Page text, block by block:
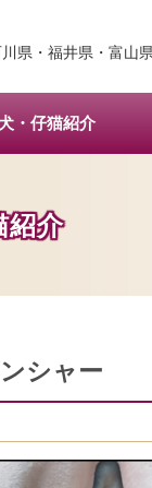
県・福井県・富山
・仔猫紹介
紹介
シャー